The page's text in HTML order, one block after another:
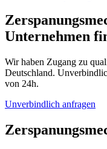
Unternehmen
Wir haben Zugang zu
Deutschland.
von 24h.
Unverbindlich anfragen